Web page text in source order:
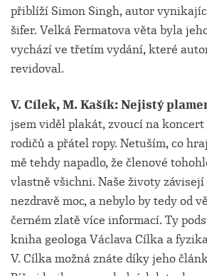
přiblíží Simon Singh, autor
šifer. Velká Fermatova věta byla
vychází ve třetím vydání, které
revidoval.
V. Cílek, M. Kašík: Nejistý
jsem viděl plakát, zvoucí na
rodičů a přátel ropy. Netuším, co
mě tehdy napadlo, že členové
vlastně všichni. Naše životy závisejí
nezdravě moc, a nebylo by tedy od
černém zlatě více informací. Ty
kniha geologa Václava Cílka a
V. Cílka možná znáte díky jeho